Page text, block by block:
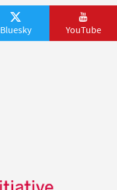
Bluesky YouTube